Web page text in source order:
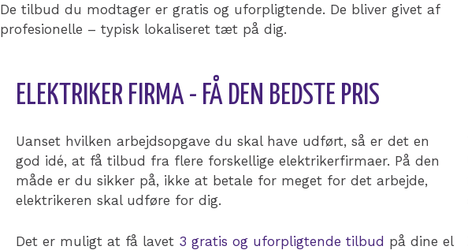
De tilbud du modtager er gratis og uforpligtende. De bliver givet af
profesionelle – typisk lokaliseret tæt på dig.
ELEKTRIKER FIRMA - FÅ DEN BEDSTE PRIS
Uanset hvilken arbejdsopgave du skal have udført, så er det en
god idé, at få tilbud fra flere forskellige elektrikerfirmaer. På den
måde er du sikker på, ikke at betale for meget for det arbejde,
elektrikeren skal udføre for dig.
Det er muligt at få lavet 3 gratis og uforpligtende tilbud på dine el